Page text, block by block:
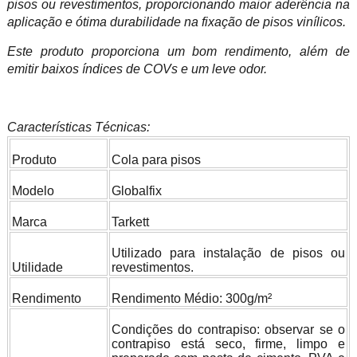
pisos ou revestimentos, proporcionando maior aderência na
aplicação e ótima durabilidade na fixação de pisos vinílicos.
Este produto proporciona um bom rendimento, além de
emitir baixos índices de COVs e um leve odor.
Características Técnicas:
Produto Cola para pisos
Modelo Globalfix
Marca Tarkett
Utilidade
Utilizado para instalação de pisos ou
revestimentos.
Rendimento Rendimento Médio: 300g/m²
Condições do contrapiso: observar se o
contrapiso está seco, firme, limpo e